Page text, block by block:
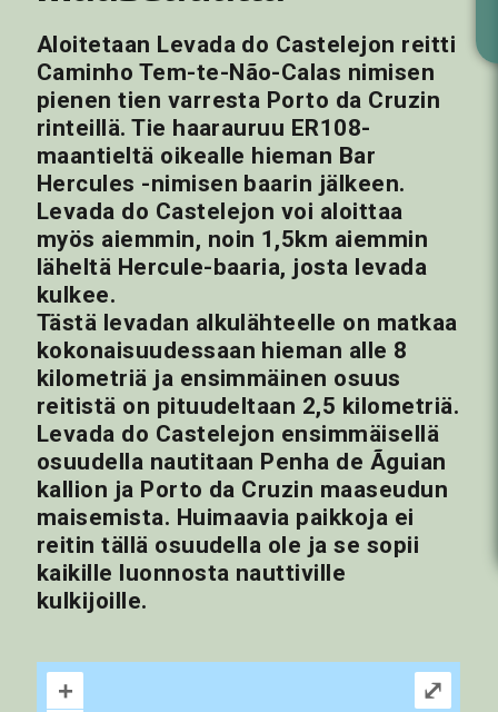
Aloitetaan Levada do Castelejon reitti
Caminho Tem-te-Não-Calas nimisen
pienen tien varresta Porto da Cruzin
rinteillä. Tie haarauruu ER108-
maantieltä oikealle hieman Bar
Hercules -nimisen baarin jälkeen.
Levada do Castelejon voi aloittaa
myös aiemmin, noin 1,5km aiemmin
läheltä Hercule-baaria, josta levada
kulkee.
Tästä levadan alkulähteelle on matkaa
kokonaisuudessaan hieman alle 8
kilometriä ja ensimmäinen osuus
reitistä on pituudeltaan 2,5 kilometriä.
Levada do Castelejon ensimmäisellä
osuudella nautitaan Penha de Ãguian
kallion ja Porto da Cruzin maaseudun
maisemista. Huimaavia paikkoja ei
reitin tällä osuudella ole ja se sopii
kaikille luonnosta nauttiville
kulkijoille.
+ ⤢